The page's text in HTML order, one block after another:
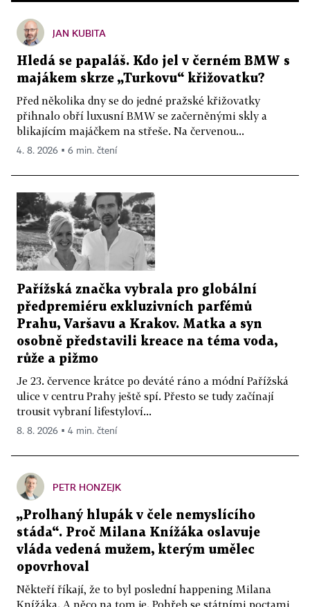
JAN KUBITA
Hledá se papaláš. Kdo jel v černém BMW s
majákem skrze „Turkovu“ křižovatku?
Před několika dny se do jedné pražské křižovatky
přihnalo obří luxusní BMW se začerněnými skly a
blikajícím majáčkem na střeše. Na červenou...
4. 8. 2026 ▪ 6 min. čtení
Pařížská značka vybrala pro globální
předpremiéru exkluzivních parfémů
Prahu, Varšavu a Krakov. Matka a syn
osobně představili kreace na téma voda,
růže a pižmo
Je 23. července krátce po deváté ráno a módní Pařížská
ulice v centru Prahy ještě spí. Přesto se tudy začínají
trousit vybraní lifestyloví...
8. 8. 2026 ▪ 4 min. čtení
PETR HONZEJK
„Prolhaný hlupák v čele nemyslícího
stáda“. Proč Milana Knížáka oslavuje
vláda vedená mužem, kterým umělec
opovrhoval
Někteří říkají, že to byl poslední happening Milana
Knížáka. A něco na tom je. Pohřeb se státními poctami